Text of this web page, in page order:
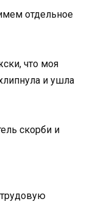
отдельное
что моя
и ушла
скорби и